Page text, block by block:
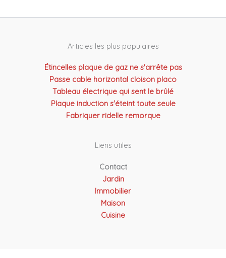
Articles les plus populaires
Étincelles plaque de gaz ne s'arrête pas
Passe cable horizontal cloison placo
Tableau électrique qui sent le brûlé
Plaque induction s'éteint toute seule
Fabriquer ridelle remorque
Liens utiles
Contact
Jardin
Immobilier
Maison
Cuisine